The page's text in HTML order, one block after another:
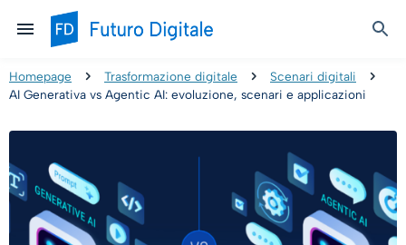
Homepage Trasformazione digitale
Scenari digitali
AI Generativa vs Agentic AI: evoluzione, scenari e applicazioni